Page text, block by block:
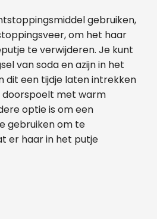
gebruiken,
om het haar
te verwijderen. Je kunt
van soda en azijn in het
dit een tijdje laten intrekken
met warm
optie is om een
gebruiken om te
er haar in het putje